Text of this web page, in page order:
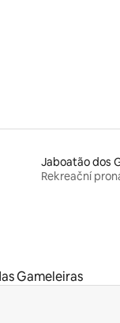
Jaboatão dos
Rekreační
Gameleiras